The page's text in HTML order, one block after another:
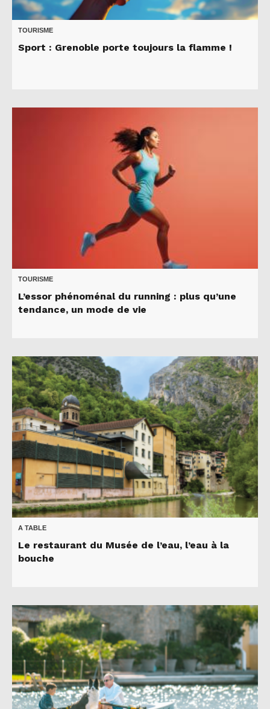
TOURISME
Sport : Grenoble porte toujours la flamme !
TOURISME
L’essor phénoménal du running : plus qu’une
tendance, un mode de vie
A TABLE
Le restaurant du Musée de l’eau, l’eau à la
bouche